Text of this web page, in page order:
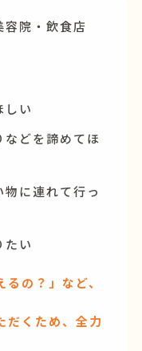
院・飲食店
しい
どを諦めてほ
に連れて行っ
たい
の？」など、
だくため、全力